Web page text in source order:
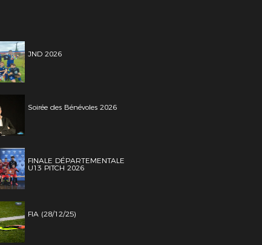
JND 2026
Soirée des Bénévoles 2026
FINALE DÉPARTEMENTALE
U13 PITCH 2026
FIA (28/12/25)